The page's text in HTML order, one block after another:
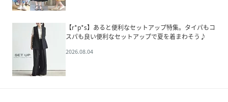
【r*p*s】あると便利なセットアップ特集。タイパもコ
スパも良い便利なセットアップで夏を着まわそう♪
2026.08.04